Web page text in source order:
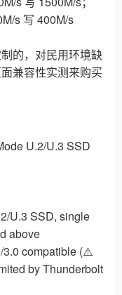
s 写 400M/s
的，对民用环境缺
兼容性实测来购买
U.2/U.3 SSD
U.3 SSD, single
above
3.0 compatible (⚠️
by Thunderbolt